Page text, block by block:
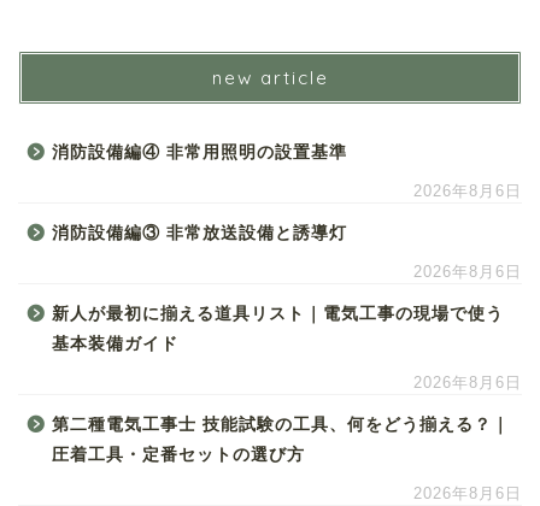
new article
消防設備編④ 非常用照明の設置基準
2026年8月6日
消防設備編③ 非常放送設備と誘導灯
2026年8月6日
新人が最初に揃える道具リスト｜電気工事の現場で使う
基本装備ガイド
2026年8月6日
第二種電気工事士 技能試験の工具、何をどう揃える？｜
圧着工具・定番セットの選び方
2026年8月6日